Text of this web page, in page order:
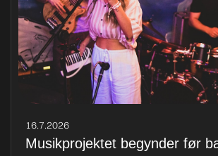
16.7.2026
Musikprojektet begynder før